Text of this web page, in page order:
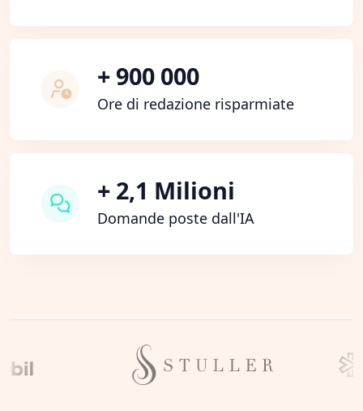
+ 900 000
Ore di redazione risparmiate
+ 2,1 Milioni
Domande poste dall'IA